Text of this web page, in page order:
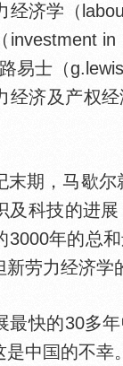
学（labour
investment
易士（
经济及产权
，马歇尔
及科技的进
3000年的总
劳力经济学
快的30多年
是中
的不幸